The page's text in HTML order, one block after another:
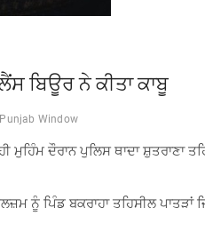
ਬਿਊਰ ਨੇ ਕੀਤਾ ਕਾਬੂ
Punjab Window
ਮੁਹਿੰਮ ਦੌਰਾਨ ਪੁਲਿਸ ਥਾਦਾ
ਨੂੰ ਪਿੰਡ ਬਕਰਾਹਾ ਤਹਿਸੀਲ